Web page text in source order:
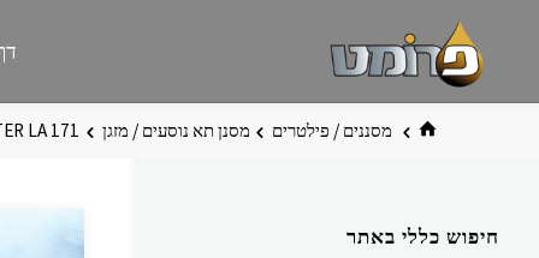
בית מסננים / פילטרים מסנן תא נוסעים / מזגן LA 171
חיפוש כללי באתר